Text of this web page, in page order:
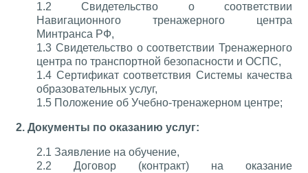
1.2 Свидетельство о соответствии
Навигационного тренажерного центра
Минтранса РФ,
1.3 Свидетельство о соответствии Тренажерного
центра по транспортной безопасности и ОСПС,
1.4 Сертификат соответствия Системы качества
образовательных услуг,
1.5 Положение об Учебно-тренажерном центре;
2. Документы по оказанию услуг:
2.1 Заявление на обучение,
2.2 Договор (контракт) на оказание